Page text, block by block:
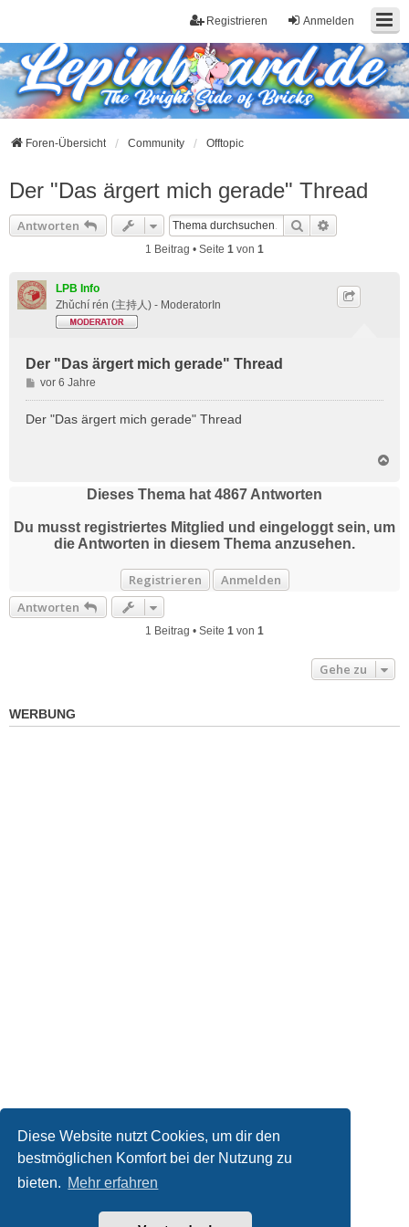
Diese Website nutzt Cookies, um dir den
bestmöglichen Komfort bei der Nutzung zu
bieten. Mehr erfahren
Anmelden
Registrieren
Foren-Übersicht Community Offtopic
Der "Das ärgert mich gerade" Thread
Antworten Suche
1 Beitrag • Seite 1 von 1
LPB Info
Zhǔchí rén (主持人) - ModeratorIn
Der "Das ärgert mich gerade" Thread
B
e
i
vor 6 Jahre
Der "Das ärgert mich gerade" Thread
b
Dieses Thema hat 4867 Antworten
Du musst registriertes Mitglied und eingeloggt sein, um
die Antworten in diesem Thema anzusehen.
Registrieren
Anmelden
Antworten
1 Beitrag • Seite 1 von 1
Gehe zu
WERBUNG
Kontakt
® Forum Software © phpBB Limited